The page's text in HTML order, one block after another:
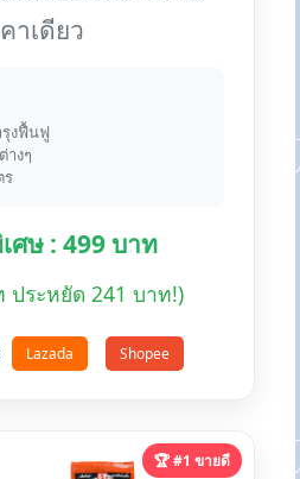
าเดียว
รุงฟื้นฟู
างๆ
ร
ศษ : 499 บาท
ประหยัด 241 บาท!)
Lazada Shopee
🏆 #1 ขายดี